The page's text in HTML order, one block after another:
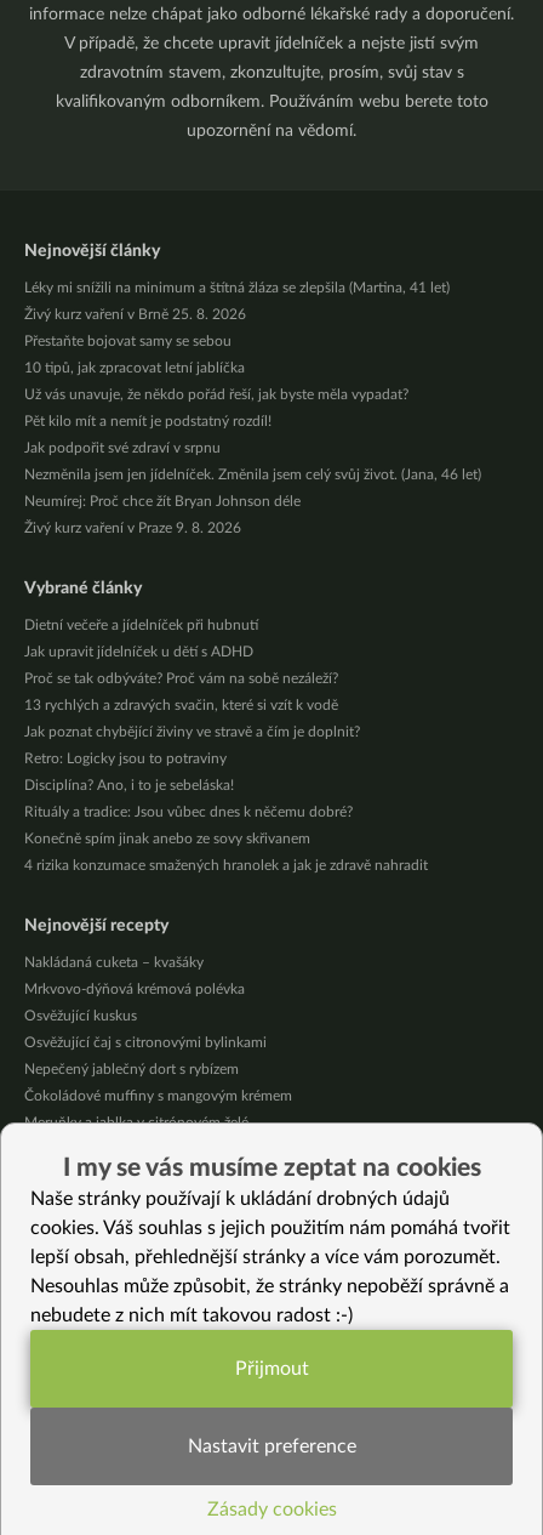
informace nelze chápat jako odborné lékařské rady a doporučení.
V případě, že chcete upravit jídelníček a nejste jistí svým
zdravotním stavem, zkonzultujte, prosím, svůj stav s
kvalifikovaným odborníkem. Používáním webu berete toto
upozornění na vědomí.
Nejnovější články
Léky mi snížili na minimum a štítná žláza se zlepšila (Martina, 41 let)
Živý kurz vaření v Brně 25. 8. 2026
Přestaňte bojovat samy se sebou
10 tipů, jak zpracovat letní jablíčka
Už vás unavuje, že někdo pořád řeší, jak byste měla vypadat?
Pět kilo mít a nemít je podstatný rozdíl!
Jak podpořit své zdraví v srpnu
Nezměnila jsem jen jídelníček. Změnila jsem celý svůj život. (Jana, 46 let)
Neumírej: Proč chce žít Bryan Johnson déle
Živý kurz vaření v Praze 9. 8. 2026
Vybrané články
Dietní večeře a jídelníček při hubnutí
Jak upravit jídelníček u dětí s ADHD
Proč se tak odbýváte? Proč vám na sobě nezáleží?
13 rychlých a zdravých svačin, které si vzít k vodě
Jak poznat chybějící živiny ve stravě a čím je doplnit?
Retro: Logicky jsou to potraviny
Disciplína? Ano, i to je sebeláska!
Rituály a tradice: Jsou vůbec dnes k něčemu dobré?
Konečně spím jinak anebo ze sovy skřivanem
4 rizika konzumace smažených hranolek a jak je zdravě nahradit
Nejnovější recepty
Nakládaná cuketa – kvašáky
Mrkvovo-dýňová krémová polévka
Osvěžující kuskus
Osvěžující čaj s citronovými bylinkami
Nepečený jablečný dort s rybízem
Čokoládové muffiny s mangovým krémem
Meruňky a jablka v citrónovém želé
Celozrnná rýže basmati se zeleninou
Citrónové muffiny s borůvkovým krémem
Vybrané recepty
Jáhly s pohankou
Naložené sedmikrásky
Indické Casserole s mungem
I my se vás musíme zeptat na cookies
Naše stránky používají k ukládání drobných údajů
cookies. Váš souhlas s jejich použitím nám pomáhá tvořit
lepší obsah, přehlednější stránky a více vám porozumět.
Nesouhlas může způsobit, že stránky nepoběží správně a
nebudete z nich mít takovou radost :-)
Funkční nastavení potřebujeme (vždy
Statistiky pro lepší obsah
Přijmout
Nastavit preference
Zásady cookies